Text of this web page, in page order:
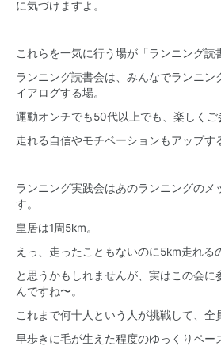
に気づけますよ。
これらを一気に行う場が「ランニング読
ランニング読書会は、みんなでランニン
イアログする場。
運動オンチでも50代以上でも、楽しくご
走れる自信やモチベーションもアップす
ランニング実践会はあのランニングのメ
す。
皇居は1周5km。
えっ、走ったこともないのに5km走れる
と思うかもしれませんが、実はこの会に
んですね〜。
これまで何十人という人が挑戦して、全
早歩きに毛が生えた程度のゆっくりペー